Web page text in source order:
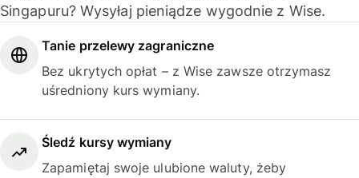
Singapuru? Wysyłaj pieniądze wygodnie z Wise.
Tanie przelewy zagraniczne
Bez ukrytych opłat – z Wise zawsze otrzymasz
uśredniony kurs wymiany.
Śledź kursy wymiany
Zapamiętaj swoje ulubione waluty, żeby